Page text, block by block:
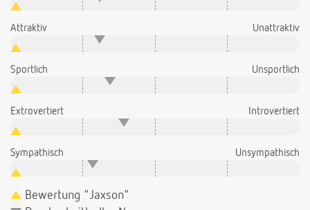
Attraktiv Unattraktiv
Sportlich Unsportlich
Extrovertiert Introvertiert
Sympathisch Unsympathisch
Bewertung "Jaxson"